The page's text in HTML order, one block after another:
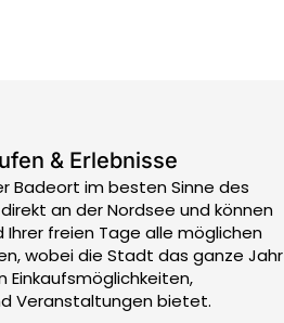
& Erlebnisse
Badeort im besten Sinne des
an der Nordsee und können
Ihrer freien Tage alle möglichen
wobei die Stadt das ganze Jahr
Einkaufsmöglichkeiten,
Veranstaltungen bietet.